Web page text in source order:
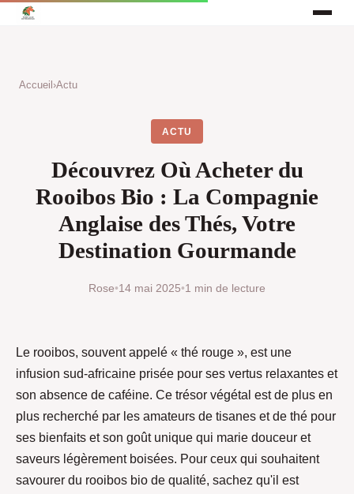
Accueil ›Actu
ACTU
Découvrez Où Acheter du
Rooibos Bio : La Compagnie
Anglaise des Thés, Votre
Destination Gourmande
Rose•14 mai 2025•1 min de lecture
Le rooibos, souvent appelé « thé rouge », est une
infusion sud-africaine prisée pour ses vertus relaxantes et
son absence de caféine. Ce trésor végétal est de plus en
plus recherché par les amateurs de tisanes et de thé pour
ses bienfaits et son goût unique qui marie douceur et
saveurs légèrement boisées. Pour ceux qui souhaitent
savourer du rooibos bio de qualité, sachez qu'il est